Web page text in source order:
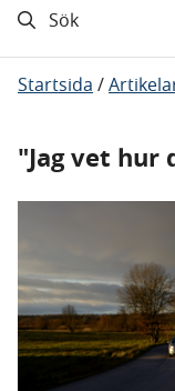
Sök
Startsida /
"Jag vet hur